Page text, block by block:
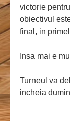
victorie
obiectivul
final, in
Insa mai e
Turneul va
incheia